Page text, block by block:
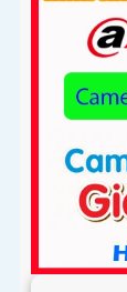
thiếu ánh sáng